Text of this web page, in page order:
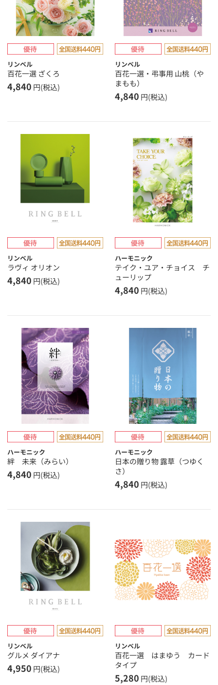
リンベル
百花一選 ざくろ
4,840 円(税込)
リンベル
百花一選・弔事用 山桃（や
まもも）
4,840 円(税込)
リンベル
ラヴィ オリオン
4,840 円(税込)
ハーモニック
テイク・ユア・チョイス チ
ューリップ
4,840 円(税込)
ハーモニック
絆 未来（みらい）
4,840 円(税込)
ハーモニック
日本の贈り物 露草（つゆく
さ）
4,840 円(税込)
リンベル
グルメ ダイアナ
4,950 円(税込)
リンベル
百花一選 はまゆう カード
タイプ
5,280 円(税込)